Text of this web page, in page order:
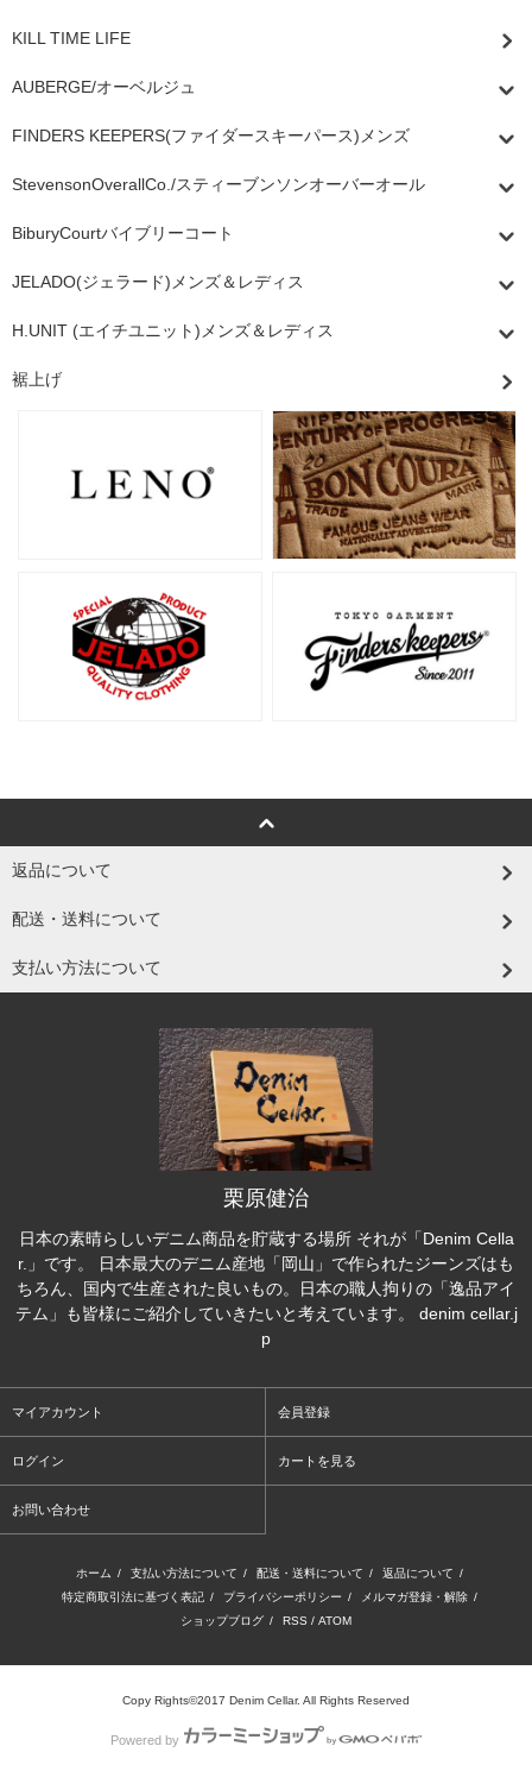
KILL TIME LIFE
AUBERGE/オーベルジュ
FINDERS KEEPERS(ファイダースキーパース)メンズ
StevensonOverallCo./スティーブンソンオーバーオール
BiburyCourtバイブリーコート
JELADO(ジェラード)メンズ＆レディス
H.UNIT (エイチユニット)メンズ＆レディス
裾上げ
返品について
配送・送料について
支払い方法について
栗原健治
日本の素晴らしいデニム商品を貯蔵する場所 それが「Denim Cella
r.」です。 日本最大のデニム産地「岡山」で作られたジーンズはも
ちろん、国内で生産された良いもの。日本の職人拘りの「逸品アイ
テム」も皆様にご紹介していきたいと考えています。 denim cellar.j
p
マイアカウント 会員登録
ログイン カートを見る
お問い合わせ
ホーム / 支払い方法について / 配送・送料について / 返品について /
特定商取引法に基づく表記 / プライバシーポリシー / メルマガ登録・解除 /
ショップブログ / RSS / ATOM
Copy Rights©2017 Denim Cellar. All Rights Reserved
Powered by